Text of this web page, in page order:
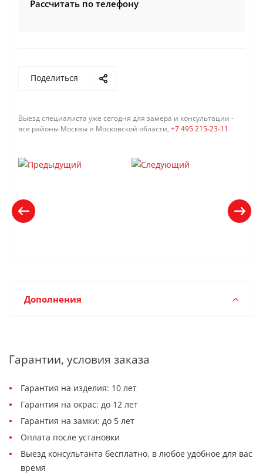
Рассчитать по телефону
Поделиться
Выезд специалиста уже сегодня для замера и консультации -
все районы Москвы и Московской области, +7 495 215-23-11
Дополнения
Гарантии, условия заказа
Гарантия на изделия: 10 лет
Гарантия на окрас: до 12 лет
Гарантия на замки: до 5 лет
Оплата после установки
Выезд консультанта бесплатно, в любое удобное для вас
время